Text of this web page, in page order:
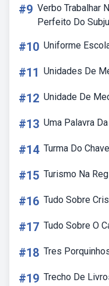
#9 Verbo Trabalhar
Perfeito Do
#10 Uniforme
#11 Unidades De
#12 Unidade De
#13 Uma Palavra
#14 Turma Do
#15 Turismo Na
#16 Tudo Sobre
#17 Tudo Sobre O
#18 Tres
#19 Trecho De